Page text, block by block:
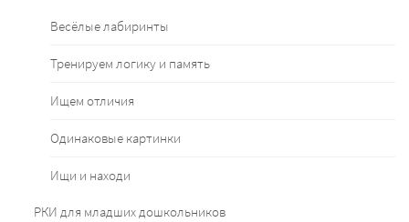
Весёлые лабиринты
Тренируем логику и память
Ищем отличия
Одинаковые картинки
Ищи и находи
РКИ для младших дошкольников